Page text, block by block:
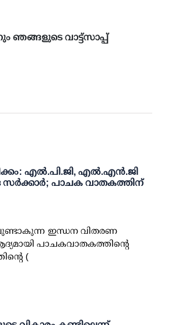
ഞങ്ങളുടെ വാട്ട്സാപ്പ്
എല്‍.പി.ജി, എല്‍.എന്‍.ജി
സര്‍ക്കാര്‍; പാചക വാതകത്തിന്
ഇന്ധന വിതരണ
പാചകവാതകത്തിന്റെ
(